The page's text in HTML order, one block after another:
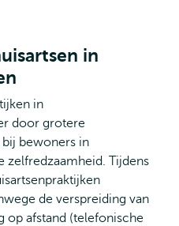
in
in
door grotere
bewoners in
zelfredzaamheid. Tijdens
de verspreiding van
op afstand (telefonische